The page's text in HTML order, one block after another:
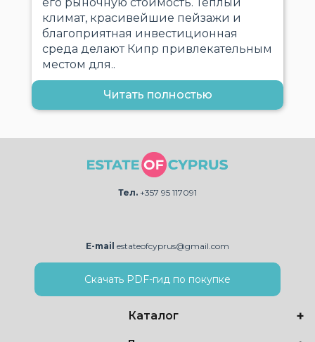
климат, красивейшие пейзажи и
благоприятная инвестиционная
среда делают Кипр привлекательным
местом для..
Читать полностью
Тел. +357 95 117091
E-mail estateofcyprus@gmail.com
Скачать PDF-гид по покупке
Каталог